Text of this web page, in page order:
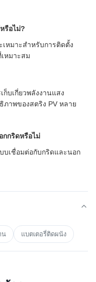
รือไม่?
หมาะสำหรับการติดตั้ง
หมาะสม
ก็บเกี่ยวพลังงานแสง
ภาพของสตริง PV หลาย
กกริดหรือไม่
บเชื่อมต่อกับกริดและนอก
น แบตเตอรี่ติดผนัง